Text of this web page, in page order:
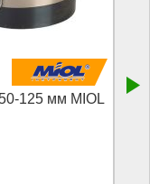
125 мм MIOL